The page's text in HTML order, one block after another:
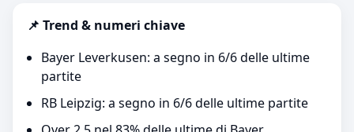
📌 Trend & numeri chiave
Bayer Leverkusen: a segno in 6/6 delle ultime
partite
RB Leipzig: a segno in 6/6 delle ultime partite